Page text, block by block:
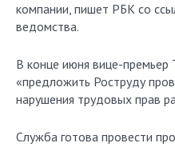
компании, пишет РБК со
ведомства.
В конце июня вице-премьер
«предложить Роструду
нарушения трудовых прав
Служба готова провести